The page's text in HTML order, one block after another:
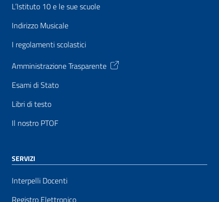
L’Istituto 10 e le sue scuole
Indirizzo Musicale
I regolamenti scolastici
Amministrazione Trasparente
Esami di Stato
Libri di testo
Il nostro PTOF
SERVIZI
Interpelli Docenti
Registro Elettronico